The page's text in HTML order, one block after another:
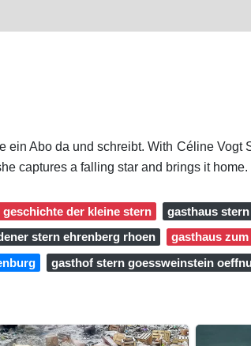
ein Abo da und schreibt. With Céline Vogt
captures a falling star and brings it home.
geschichte der kleine stern
gasthaus
stern ehrenberg rhoen
gasthaus
gasthof stern goessweinstein